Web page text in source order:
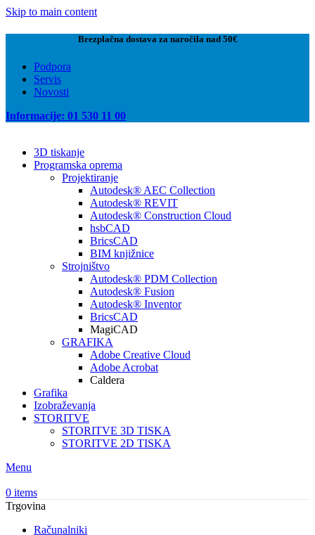
Skip to main content
Brezplačna dostava za naročila nad 50€
Podpora
Servis
Novosti
Informacije: 01 530 11 00
3D tiskanje
Programska oprema
Projektiranje
Autodesk® AEC Collection
Autodesk® REVIT
Autodesk® Construction Cloud
hsbCAD
BricsCAD
BIM knjižnice
Strojništvo
Autodesk® PDM Collection
Autodesk® Fusion
Autodesk® Inventor
BricsCAD
MagiCAD
GRAFIKA
Adobe Creative Cloud
Adobe Acrobat
Caldera
Grafika
Izobraževanja
STORITVE
STORITVE 3D TISKA
STORITVE 2D TISKA
Menu
0 items
Trgovina
Računalniki